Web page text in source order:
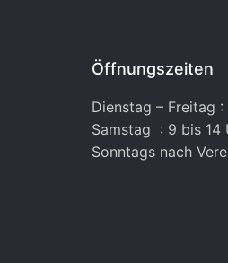
Öffnungszeiten
Dienstag – Freitag
Samstag : 9 bis 14
Sonntags nach